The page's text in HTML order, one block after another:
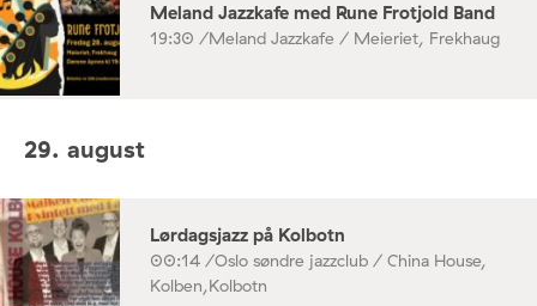
Meland Jazzkafe med Rune Frotjold Band
19:30 /Meland Jazzkafe / Meieriet, Frekhaug
29. august
Lørdagsjazz på Kolbotn
00:14 /Oslo søndre jazzclub / China House,
Kolben,Kolbotn